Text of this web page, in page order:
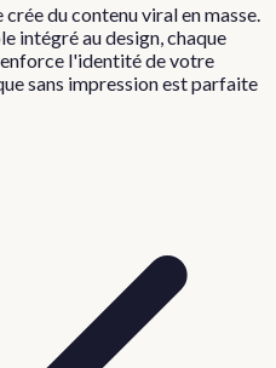
du contenu viral en masse.
intégré au design, chaque
l'identité de votre
sans impression est parfaite